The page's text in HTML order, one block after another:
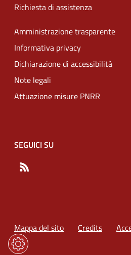
Richiesta di assistenza
Amministrazione trasparente
Informativa privacy
Dichiarazione di accessibilità
Note legali
Attuazione misure PNRR
SEGUICI SU
Mappa del sito Credits